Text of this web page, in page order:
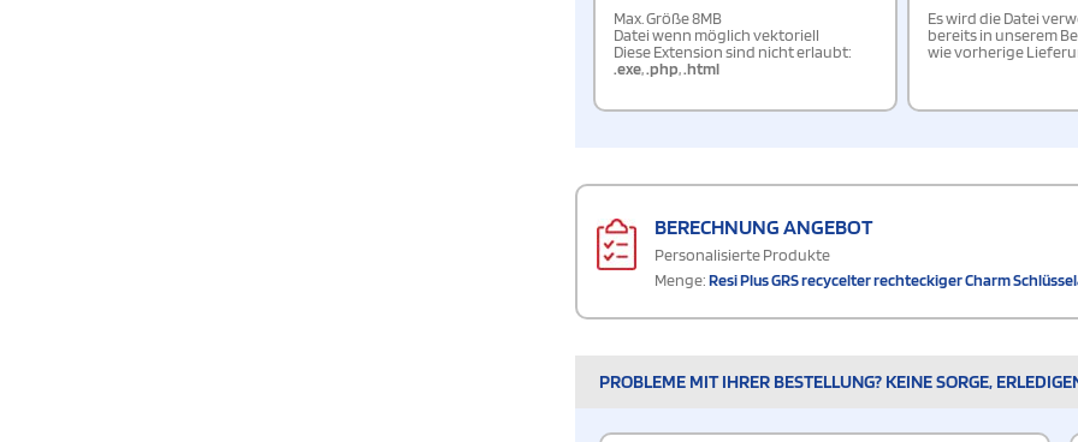
Max. Größe 8MB
Datei wenn möglich vektoriell
Diese Extension sind nicht erlaubt:
.exe,.php,.html
Es wird die Datei
bereits in unserem
wie vorherige
BERECHNUNG ANGEBOT
Personalisierte Produkte
Menge:Resi Plus GRS recycelter rechteckiger Charm
PROBLEME MIT IHRER BESTELLUNG? KEINE SORGE,